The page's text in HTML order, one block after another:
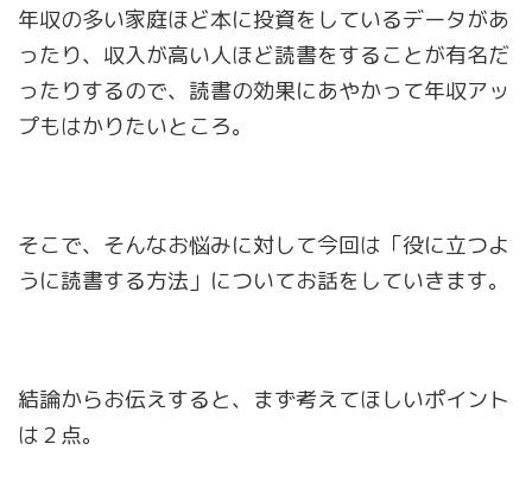
年収の多い家庭ほど本に投資をしているデータがあ
ったり、収入が高い人ほど読書をすることが有名だ
ったりするので、読書の効果にあやかって年収アッ
プもはかりたいところ。
そこで、そんなお悩みに対して今回は「役に立つよ
うに読書する方法」についてお話をしていきます。
結論からお伝えすると、まず考えてほしいポイント
は２点。